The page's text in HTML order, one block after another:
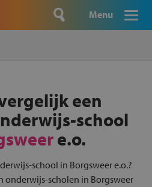
Menu
een
school
e.o.
school in Borgsweer e.o.?
onderwijs-scholen in Borgsweer